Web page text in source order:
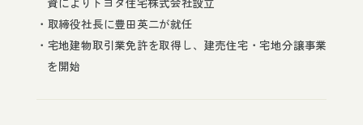
事業内容
採用情報
取締役社長に豊田英二が就任
宅地建物取引業免許を取得し、建売住宅・宅地分譲事業
を開始